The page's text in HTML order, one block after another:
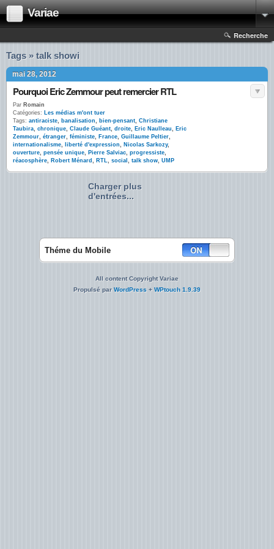
Variae
Recherche
Tags » talk showi
mai 28, 2012
Pourquoi Eric Zemmour peut remercier RTL
Par Romain
Catégories: Les médias m'ont tuer
Tags: antiraciste, banalisation, bien-pensant, Christiane
Taubira, chronique, Claude Guéant, droite, Eric Naulleau, Eric
Zemmour, étranger, féministe, France, Guillaume Peltier,
internationalisme, liberté d'expression, Nicolas Sarkozy,
ouverture, pensée unique, Pierre Salviac, progressiste,
réacosphère, Robert Ménard , RTL, social , talk show, UMP
Charger plus
d'entrées...
Théme du Mobile
All content Copyright Variae
Propulsé parWordPress + WPtouch 1.9.39